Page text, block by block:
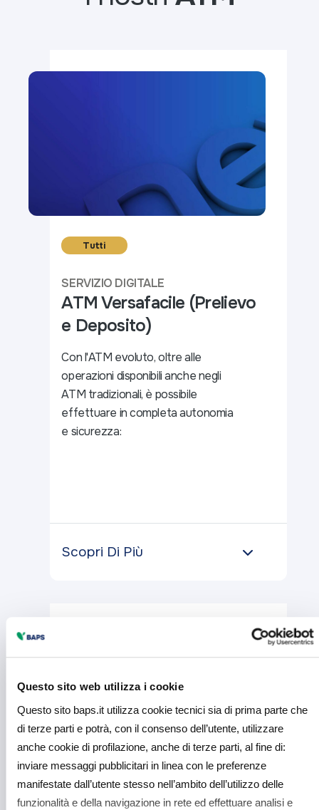
Questo sito web utilizza i cookie
Questo sito baps.it utilizza cookie tecnici sia di prima parte che
di terze parti e potrà, con il consenso dell’utente, utilizzare
anche cookie di profilazione, anche di terze parti, al fine di:
inviare messaggi pubblicitari in linea con le preferenze
manifestate dall’utente stesso nell’ambito dell’utilizzo delle
funzionalità e della navigazione in rete ed effettuare analisi e
Tutti
SERVIZIO DIGITALE
ATM Versafacile (Prelievo
e Deposito)
Con l'ATM evoluto, oltre alle
operazioni disponibili anche negli
ATM tradizionali, è possibile
effettuare in completa autonomia
e sicurezza:
Scopri Di Più
Tutti